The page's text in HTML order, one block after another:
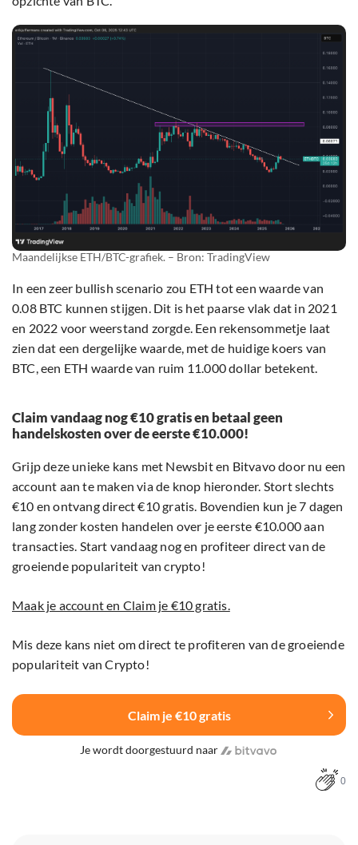
Maandelijkse ETH/BTC-grafiek. – Bron: TradingView
In een zeer bullish scenario zou ETH tot een waarde van
0.08 BTC kunnen stijgen. Dit is het paarse vlak dat in 2021
en 2022 voor weerstand zorgde. Een rekensommetje laat
zien dat een dergelijke waarde, met de huidige koers van
BTC, een ETH waarde van ruim 11.000 dollar betekent.
Claim vandaag nog €10 gratis en betaal geen
handelskosten over de eerste €10.000!
Grijp deze unieke kans met Newsbit en Bitvavo door nu een
account aan te maken via de knop hieronder. Stort slechts
€10 en ontvang direct €10 gratis. Bovendien kun je 7 dagen
lang zonder kosten handelen over je eerste €10.000 aan
transacties. Start vandaag nog en profiteer direct van de
groeiende populariteit van crypto!
Maak je account en Claim je €10 gratis.
Mis deze kans niet om direct te profiteren van de groeiende
populariteit van Crypto!
Claim je €10 gratis
Je wordt doorgestuurd naar
0